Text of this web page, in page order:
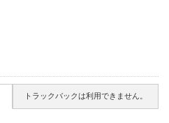
トラックバックは利用できません。